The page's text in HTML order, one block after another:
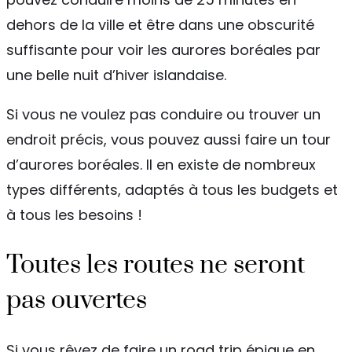
dehors de la ville et être dans une obscurité
suffisante pour voir les aurores boréales par
une belle nuit d’hiver islandaise.
Si vous ne voulez pas conduire ou trouver un
endroit précis, vous pouvez aussi faire un tour
d’aurores boréales. Il en existe de nombreux
types différents, adaptés à tous les budgets et
à tous les besoins !
Toutes les routes ne seront
pas ouvertes